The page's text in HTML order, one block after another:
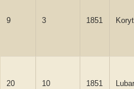
9 3 1851
20 10 1851 Lubar